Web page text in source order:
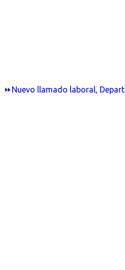
⏩Nuevo llamado laboral,